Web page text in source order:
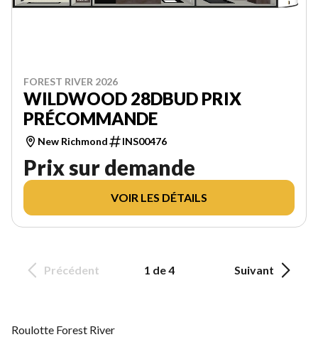
FOREST RIVER 2026
WILDWOOD 28DBUD PRIX
PRÉCOMMANDE
New Richmond INS00476
Prix sur demande
VOIR LES DÉTAILS
Précédent 1 de 4 Suivant
Roulotte Forest River